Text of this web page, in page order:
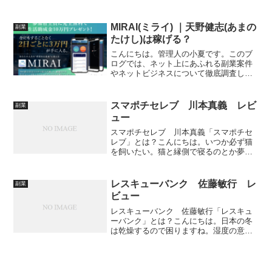
特定商取引法に基づく表記ーーーーーー
ーーーーーーーーーーーー...
副業
MIRAI(ミライ) ｜天野健志(あまの
たけし)は稼げる？
こんにちは。管理人の小夏です。このブ
ログでは、ネット上にあふれる副業案件
やネットビジネスについて徹底調査し、
「天野健志(あまのたけし)」のMIRAI (ミ
ライ)」という商...
副業
スマポチセレブ 川本真義 レビ
ュー
スマポチセレブ 川本真義「スマポチセ
レブ」とは？こんにちは。いつか必ず猫
を飼いたい。猫と縁側で寝るのとか夢で
ます。副業紹介案件です。特定商取引法
に基づく表記ーーーーーーー...
副業
レスキューバンク 佐藤敏行 レ
ビュー
レスキューバンク 佐藤敏行「レスキュ
ーバンク」とは？こんにちは。日本の冬
は乾燥するので困りますね。湿度の意味